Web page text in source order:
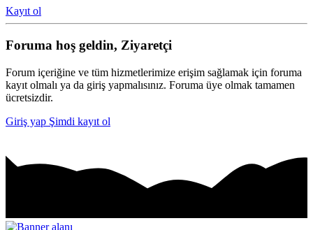
Kayıt ol
Foruma hoş geldin, Ziyaretçi
Forum içeriğine ve tüm hizmetlerimize erişim sağlamak için foruma
kayıt olmalı ya da giriş yapmalısınız. Foruma üye olmak tamamen
ücretsizdir.
Giriş yap Şimdi kayıt ol